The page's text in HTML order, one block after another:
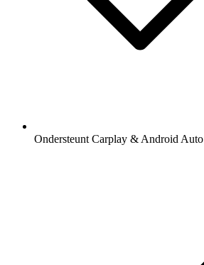
Ondersteunt Carplay & Android Auto